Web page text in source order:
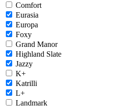
Comfort
Eurasia
Europa
Foxy
Grand Manor
Highland Slate
Jazzy
K+
Katrilli
L+
Landmark